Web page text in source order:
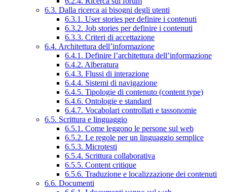
6.3. Dalla ricerca ai bisogni degli utenti
6.3.1. User stories per definire i contenuti
6.3.2. Job stories per definire i contenuti
6.3.3. Criteri di accettazione
6.4. Architettura dell’informazione
6.4.1. Definire l’architettura dell’informazione
6.4.2. Alberatura
6.4.3. Flussi di interazione
6.4.4. Sistemi di navigazione
6.4.5. Tipologie di contenuto (content type)
6.4.6. Ontologie e standard
6.4.7. Vocabolari controllati e tassonomie
6.5. Scrittura e linguaggio
6.5.1. Come leggono le persone sul web
6.5.2. Le regole per un linguaggio semplice
6.5.3. Microtesti
6.5.4. Scrittura collaborativa
6.5.5. Content critique
6.5.6. Traduzione e localizzazione dei contenuti
6.6. Documenti